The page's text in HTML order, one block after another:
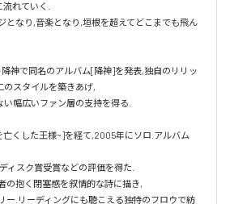
れていく.
となり,音楽となり,垣根を超えてどこまでも飛ん
神で同名のアルバム[降神]を発表,独自のリリッ
のスタイルを築きあげ,
幅広いファン層の支持を得る.
くした王様~]を経て,2005年にソロ.アルバム
ィスク賞受賞などの評価を得た.
の抱く閉塞感を叙情的な詩に描き,
ー.リーディングにも聴こえる独特のフロウで紡